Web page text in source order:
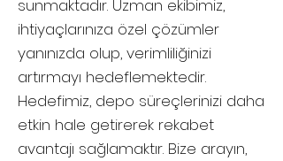
sunmaktadır. Uzman ekibimiz,
ihtiyaçlarınıza özel çözümler
yanınızda olup, verimliliğinizi
artırmayı hedeflemektedir.
Hedefimiz, depo süreçlerinizi daha
etkin hale getirerek rekabet
avantajı sağlamaktır. Bize arayın,